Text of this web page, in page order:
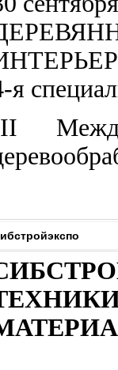
я